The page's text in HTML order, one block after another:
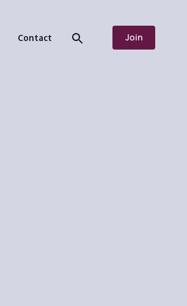
Contact Join